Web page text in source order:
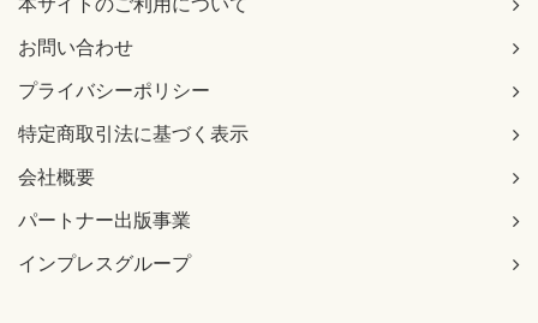
お問い合わせ
プライバシーポリシー
特定商取引法に基づく表示
会社概要
パートナー出版事業
インプレスグループ